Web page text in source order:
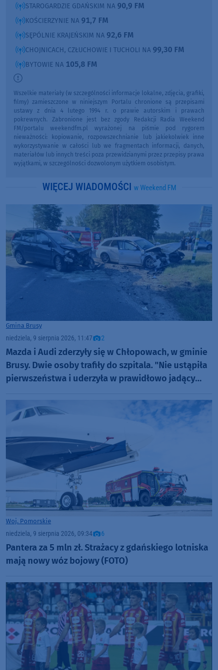
STAROGARDZIE GDAŃSKIM NA 90,9 FM
KOŚCIERZYNIE NA 91,7 FM
SĘPÓLNIE KRAJEŃSKIM NA 92,6 FM
CHOJNICACH, CZŁUCHOWIE I TUCHOLI NA 99,30 FM
BYTOWIE NA 105,8 FM
Wszelkie materiały (w szczególności informacje lokalne, zdjęcia, grafiki,
filmy) zamieszczone w niniejszym Portalu chronione są przepisami
ustawy z dnia 4 lutego 1994 r. o prawie autorskim i prawach
pokrewnych. Zabronione jest bez zgody Redakcji Radia Weekend
FM/portalu weekendfm.pl wyrażonej na piśmie pod rygorem
nieważności: kopiowanie, rozpowszechnianie lub jakiekolwiek inne
wykorzystywanie w całości lub we fragmentach informacji, danych,
materiałów lub innych treści poza przewidzianymi przez przepisy prawa
wyjątkami, w szczególności dozwolonym użytkiem osobistym.
WIĘCEJ WIADOMOŚCI w Weekend FM
Gmina Brusy
niedziela, 9 sierpnia 2026, 11:47 2
Mazda i Audi zderzyły się w Chłopowach, w gminie
Brusy. Dwie osoby trafiły do szpitala. "Nie ustąpiła
pierwszeństwa i uderzyła w prawidłowo jadący
Woj. Pomorskie
niedziela, 9 sierpnia 2026, 09:34 6
Pantera za 5 mln zł. Strażacy z gdańskiego lotniska
mają nowy wóz bojowy (FOTO)